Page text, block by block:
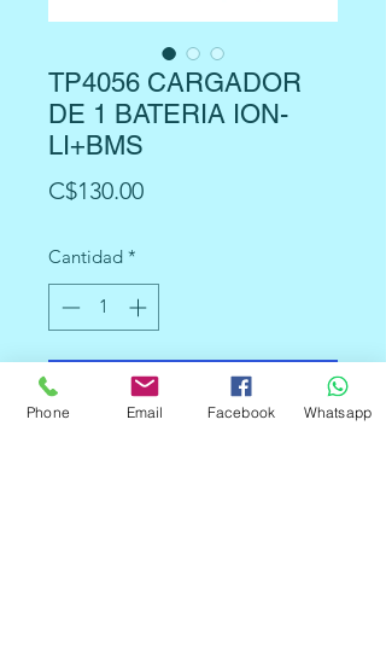
TP4056 CARGADOR
DE 1 BATERIA ION-
LI+BMS
C$130.00Precio
Cantidad *
Agregar al carrito
Phone Email Facebook Whatsapp